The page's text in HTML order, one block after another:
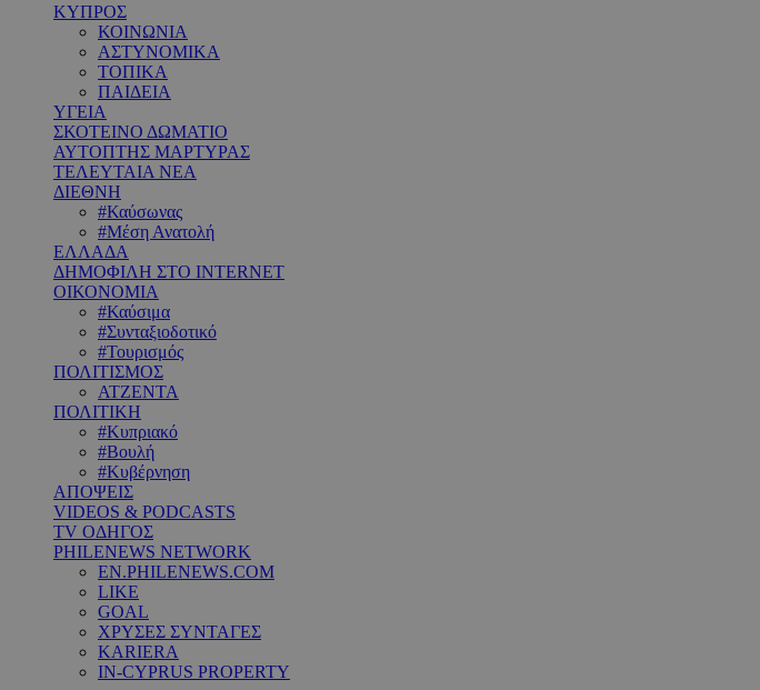
ΚΥΠΡΟΣ
ΚΟΙΝΩΝΙΑ
ΑΣΤΥΝΟΜΙΚΑ
ΤΟΠΙΚΑ
ΠΑΙΔΕΙΑ
ΥΓΕΙΑ
ΣΚΟΤΕΙΝΟ ΔΩΜΑΤΙΟ
ΑΥΤΟΠΤΗΣ ΜΑΡΤΥΡΑΣ
ΤΕΛΕΥΤΑΙΑ ΝΕΑ
ΔΙΕΘΝΗ
#Καύσωνας
#Μέση Ανατολή
ΕΛΛΑΔΑ
ΔΗΜΟΦΙΛΗ ΣΤΟ INTERNET
ΟΙΚΟΝΟΜΙΑ
#Καύσιμα
#Συνταξιοδοτικό
#Τουρισμός
ΠΟΛΙΤΙΣΜΟΣ
ΑΤΖΕΝΤΑ
ΠΟΛΙΤΙΚΗ
#Κυπριακό
#Βουλή
#Κυβέρνηση
ΑΠΟΨΕΙΣ
VIDEOS & PODCASTS
TV ΟΔΗΓΟΣ
PHILENEWS NETWORK
EN.PHILENEWS.COM
LIKE
GOAL
ΧΡΥΣΕΣ ΣΥΝΤΑΓΕΣ
KARIERA
IN-CYPRUS PROPERTY